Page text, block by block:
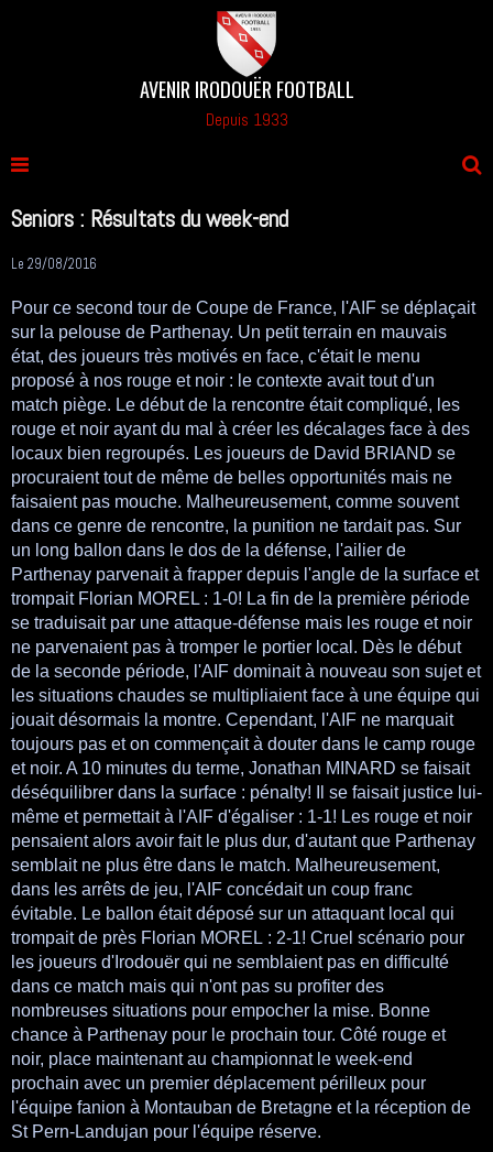
AVENIR IRODOUËR FOOTBALL
Depuis 1933
Seniors : Résultats du week-end
Le 29/08/2016
Pour ce second tour de Coupe de France, l'AIF se déplaçait
sur la pelouse de Parthenay. Un petit terrain en mauvais
état, des joueurs très motivés en face, c'était le menu
proposé à nos rouge et noir : le contexte avait tout d'un
match piège. Le début de la rencontre était compliqué, les
rouge et noir ayant du mal à créer les décalages face à des
locaux bien regroupés. Les joueurs de David BRIAND se
procuraient tout de même de belles opportunités mais ne
faisaient pas mouche. Malheureusement, comme souvent
dans ce genre de rencontre, la punition ne tardait pas. Sur
un long ballon dans le dos de la défense, l'ailier de
Parthenay parvenait à frapper depuis l'angle de la surface et
trompait Florian MOREL : 1-0! La fin de la première période
se traduisait par une attaque-défense mais les rouge et noir
ne parvenaient pas à tromper le portier local. Dès le début
de la seconde période, l'AIF dominait à nouveau son sujet et
les situations chaudes se multipliaient face à une équipe qui
jouait désormais la montre. Cependant, l'AIF ne marquait
toujours pas et on commençait à douter dans le camp rouge
et noir. A 10 minutes du terme, Jonathan MINARD se faisait
déséquilibrer dans la surface : pénalty! Il se faisait justice lui-
même et permettait à l'AIF d'égaliser : 1-1! Les rouge et noir
pensaient alors avoir fait le plus dur, d'autant que Parthenay
semblait ne plus être dans le match. Malheureusement,
dans les arrêts de jeu, l'AIF concédait un coup franc
évitable. Le ballon était déposé sur un attaquant local qui
trompait de près Florian MOREL : 2-1! Cruel scénario pour
les joueurs d'Irodouër qui ne semblaient pas en difficulté
dans ce match mais qui n'ont pas su profiter des
nombreuses situations pour empocher la mise. Bonne
chance à Parthenay pour le prochain tour. Côté rouge et
noir, place maintenant au championnat le week-end
prochain avec un premier déplacement périlleux pour
l'équipe fanion à Montauban de Bretagne et la réception de
St Pern-Landujan pour l'équipe réserve.